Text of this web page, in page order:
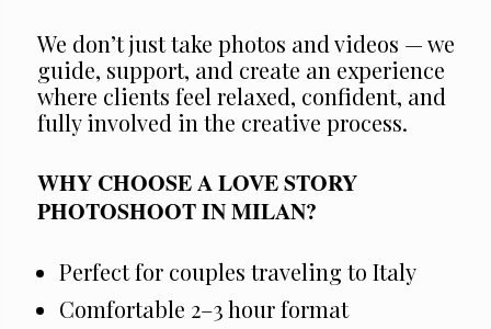
We don’t just take photos and videos — we
guide, support, and create an experience
where clients feel relaxed, confident, and
fully involved in the creative process.
WHY CHOOSE A LOVE STORY
PHOTOSHOOT IN MILAN?
Perfect for couples traveling to Italy
Comfortable 2–3 hour format